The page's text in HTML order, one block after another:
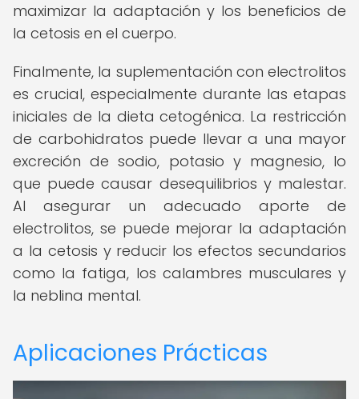
maximizar la adaptación y los beneficios de
la cetosis en el cuerpo.
Finalmente, la suplementación con electrolitos
es crucial, especialmente durante las etapas
iniciales de la dieta cetogénica. La restricción
de carbohidratos puede llevar a una mayor
excreción de sodio, potasio y magnesio, lo
que puede causar desequilibrios y malestar.
Al asegurar un adecuado aporte de
electrolitos, se puede mejorar la adaptación
a la cetosis y reducir los efectos secundarios
como la fatiga, los calambres musculares y
la neblina mental.
Aplicaciones Prácticas